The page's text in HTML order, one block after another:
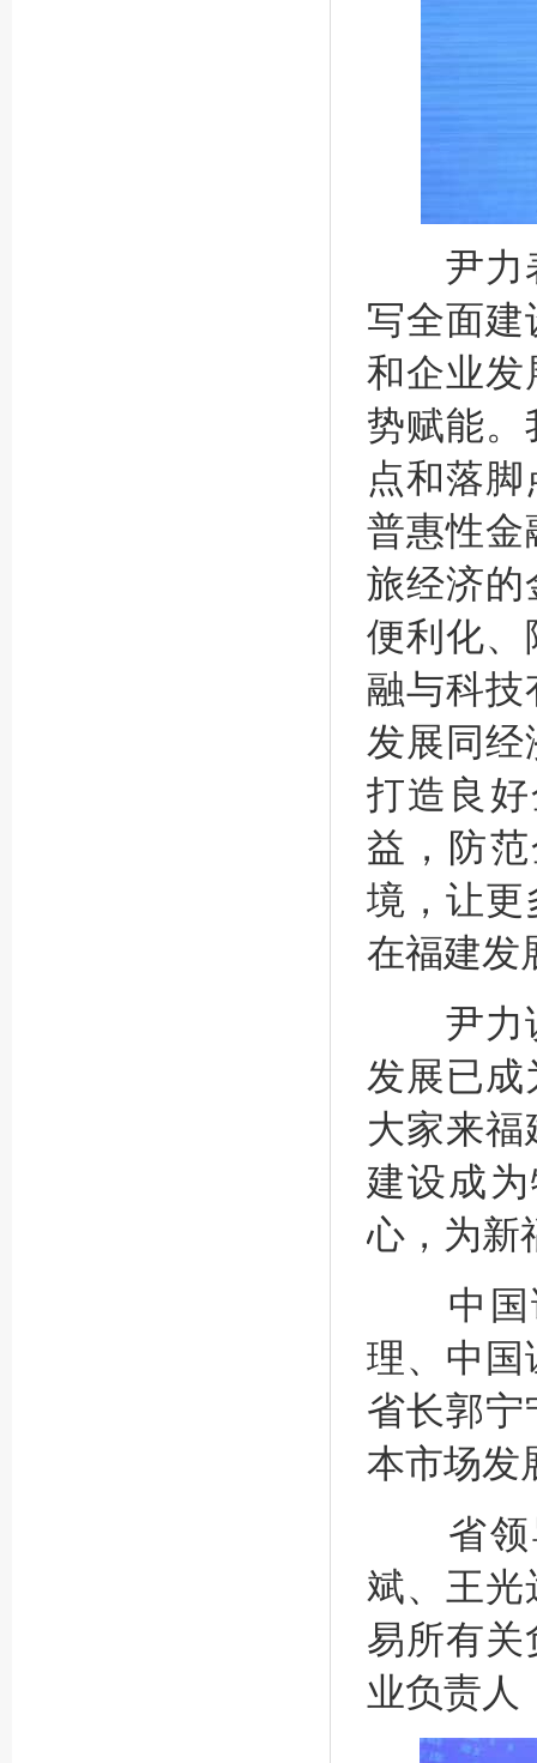
尹力表
写全面建
和企业发
势赋能。
点和落
普惠性金
旅经济的
便利化、
融与科技
发展同经
打造良
益，防
境，让更
在福建发
尹力说
发展已成
大家来
建设成
心，为新
中国证
理、中国
省长郭宁
本市场发
省领导
斌、王光
易所有关
业负责人